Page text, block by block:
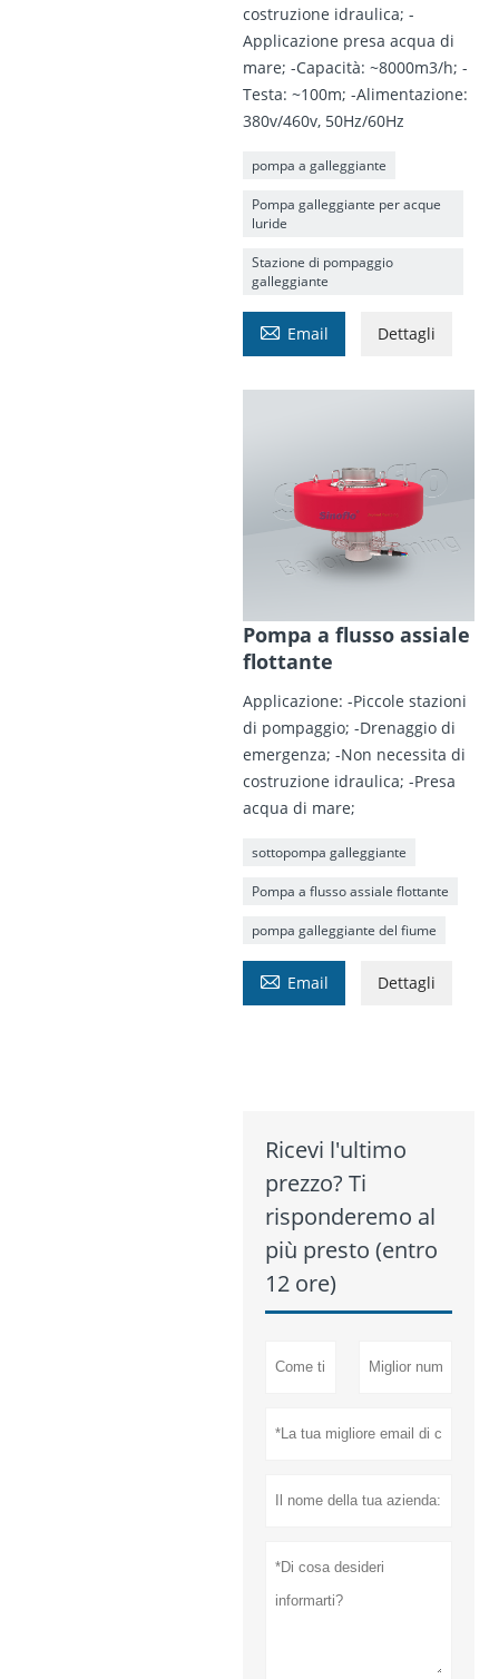
costruzione idraulica; -
Applicazione presa acqua di
mare; -Capacità: ~8000m3/h; -
Testa: ~100m; -Alimentazione:
380v/460v, 50Hz/60Hz
pompa a galleggiante
Pompa galleggiante per acque
luride
Stazione di pompaggio
galleggiante
 Email Dettagli
Pompa a flusso assiale
flottante
Applicazione: -Piccole stazioni
di pompaggio; -Drenaggio di
emergenza; -Non necessita di
costruzione idraulica; -Presa
acqua di mare;
sottopompa galleggiante
Pompa a flusso assiale flottante
pompa galleggiante del fiume
 Email Dettagli
Ricevi l'ultimo
prezzo? Ti
risponderemo al
più presto (entro
12 ore)